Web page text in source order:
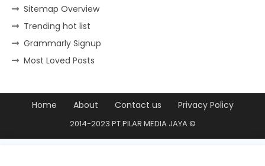
Sitemap Overview
Trending hot list
Grammarly Signup
Most Loved Posts
Home About Contact us Privacy Policy
2014-2023 PT.PILAR MEDIA JAYA ©